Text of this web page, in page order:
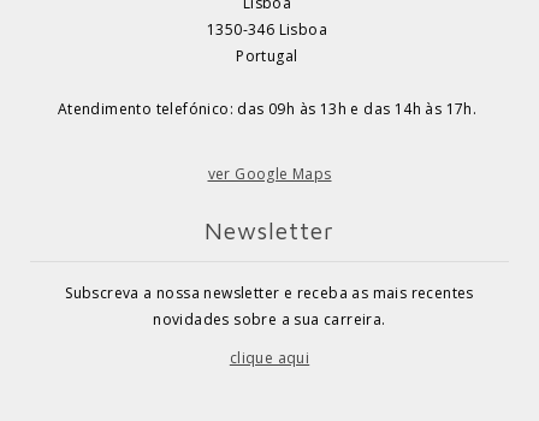
1350-346 Lisboa
Portugal
Atendimento telefónico: das 09h às 13h e das 14h às 17h.
ver Google Maps
Newsletter
Subscreva a nossa newsletter e receba as mais recentes
novidades sobre a sua carreira.
clique aqui